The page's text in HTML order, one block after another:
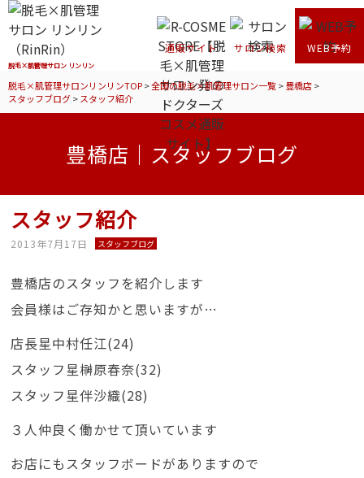
脱毛×肌管理サロン リンリン
通販サイト サロン検索 WEB予約
脱毛×肌管理サロンリンリンTOP>全国の脱毛×肌管理サロン一覧>豊橋店>
スタッフブログ> スタッフ紹介
豊橋店｜スタッフブログ
スタッフ紹介
2013年7月17日 スタッフブログ
豊橋店のスタッフを紹介します
会員様はご存知かと思いますが…
店長星中村任江(24)
スタッフ星榊原春奈(32)
スタッフ星伴沙織(28)
３人仲良く働かせて頂いています
お店にもスタッフボードがありますので